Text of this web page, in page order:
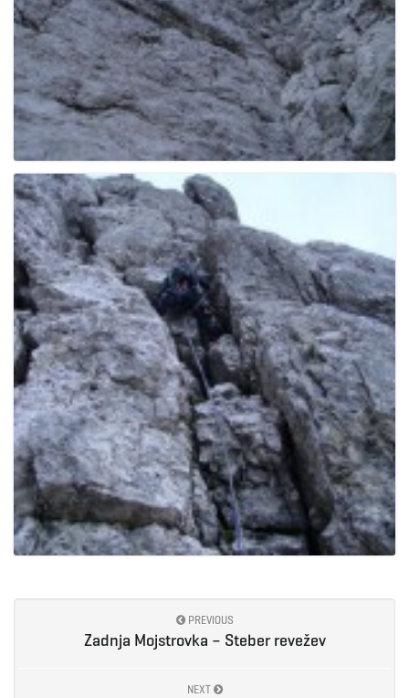
a
t
i
n
PREVIOUS
Zadnja Mojstrovka – Steber revežev
NEXT